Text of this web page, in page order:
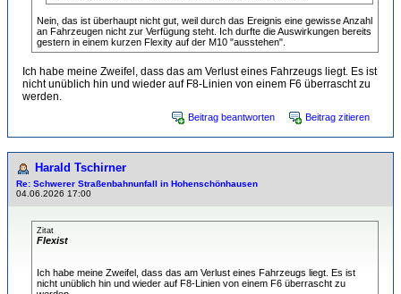
Nein, das ist überhaupt nicht gut, weil durch das Ereignis eine gewisse Anzahl
an Fahrzeugen nicht zur Verfügung steht. Ich durfte die Auswirkungen bereits
gestern in einem kurzen Flexity auf der M10 "ausstehen".
Ich habe meine Zweifel, dass das am Verlust eines Fahrzeugs liegt. Es ist
nicht unüblich hin und wieder auf F8-Linien von einem F6 überrascht zu
werden.
Beitrag beantworten Beitrag zitieren
Harald Tschirner
Re: Schwerer Straßenbahnunfall in Hohenschönhausen
04.06.2026 17:00
Zitat
Flexist
Ich habe meine Zweifel, dass das am Verlust eines Fahrzeugs liegt. Es ist
nicht unüblich hin und wieder auf F8-Linien von einem F6 überrascht zu